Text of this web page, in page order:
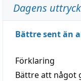
Dagens uttryck
Bättre sent än
Förklaring
Bättre att något